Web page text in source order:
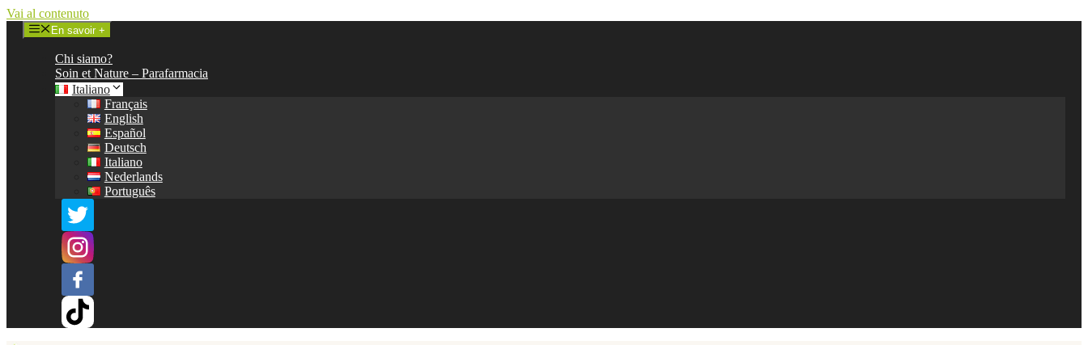
Vai al contenuto
En savoir +
Chi siamo?
Soin et Nature – Parafarmacia
Italiano
Français
English
Español
Deutsch
Italiano
Nederlands
Português